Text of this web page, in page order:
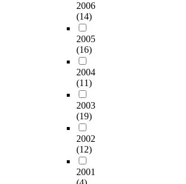
2006
(14)
2005
(16)
2004
(11)
2003
(19)
2002
(12)
2001